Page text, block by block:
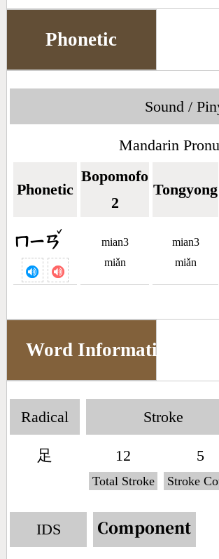
Phonetic
Sound /
Mandarin
Phonetic
Bopomofo
2
Tongyong
ㄇㄧㄢ
ˇ
mian3
miǎn
mian3
miǎn
Word Information
Radical
足
Stroke
12
Total Stroke
5
Stroke
IDS Component